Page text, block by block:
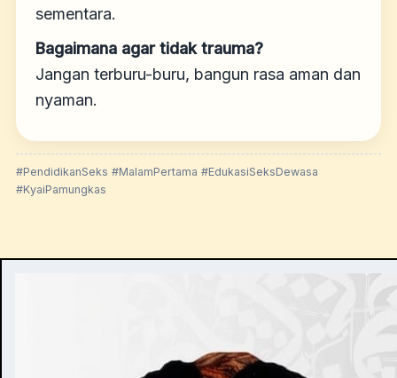
sementara.
Bagaimana agar tidak trauma?
Jangan terburu-buru, bangun rasa aman dan
nyaman.
#PendidikanSeks #MalamPertama #EdukasiSeksDewasa
#KyaiPamungkas